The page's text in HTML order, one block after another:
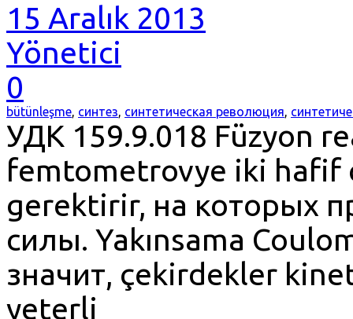
15 Aralık 2013
Yönetici
0
bütünleşme, синтез, синтетическая революция,
УДК 159.9.018 Füzyon
femtometrovye iki hafif
gerektirir, на которых
силы. Yakınsama
значит, çekirdekler
yeterli